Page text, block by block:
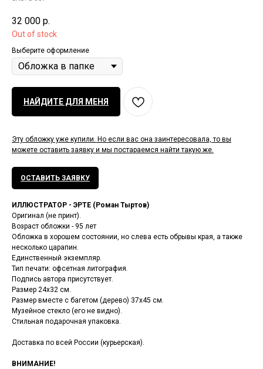
32 000 р.
Out of stock
Выберите оформление
НАЙДИТЕ ДЛЯ МЕНЯ
Эту обложку уже купили. Но если вас она заинтересовала, то вы
можете оставить заявку и мы постараемся найти такую же.
ОСТАВИТЬ ЗАЯВКУ
ИЛЛЮСТРАТОР - ЭРТЕ (Роман Тыртов)
Оригинал (не принт).
Возраст обложки - 95 лет
Обложка в хорошем состоянии, но слева есть обрывы края, а также
несколько царапин.
Единственный экземпляр.
Тип печати: офсетная литография.
Подпись автора присутствует.
Размер 24х32 см.
Размер вместе с багетом (дерево) 37х45 см.
Музейное стекло (его не видно).
Стильная подарочная упаковка.
Доставка по всей России (курьерская).
ВНИМАНИЕ!